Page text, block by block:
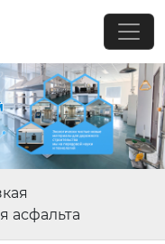
асфальта